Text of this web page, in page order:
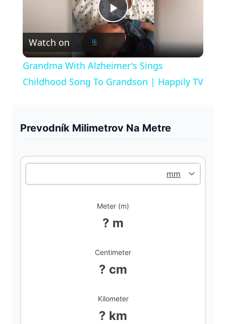
P
l
a
d
o
Watch on
Grandma With Alzheimer's Sings
Childhood Song To Grandson | Happily TV
Prevodník Milimetrov Na Metre
Meter (m)
? m
Centimeter
? cm
Kilometer
? km